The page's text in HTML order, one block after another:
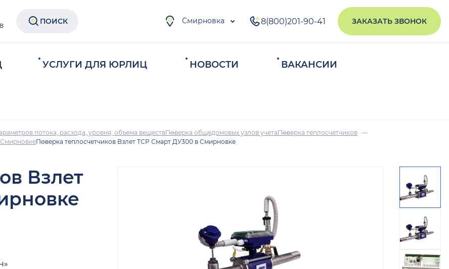
ПОИСК Смирновка 8(800)201-90-41 ЗАКАЗАТЬ ЗВОНОК
УСЛУГИ ДЛЯ ЮРЛИЦ НОВОСТИ ВАКАНСИИ
потока, расхода, уровня, объема веществПоверка общедомовых узлов учетаПоверка теплосчетчиков
СмирновкеПоверка теплосчетчиков Взлет ТСР Смарт ДУ300 в Смирновке
Взлет